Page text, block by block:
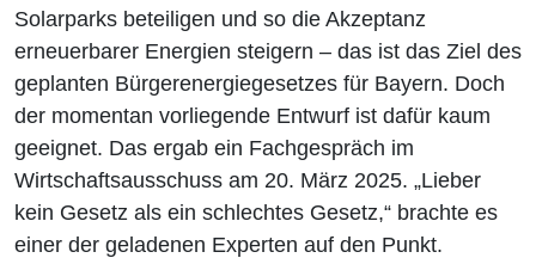
Solarparks beteiligen und so die Akzeptanz
erneuerbarer Energien steigern – das ist das Ziel des
geplanten Bürgerenergiegesetzes für Bayern. Doch
der momentan vorliegende Entwurf ist dafür kaum
geeignet. Das ergab ein Fachgespräch im
Wirtschaftsausschuss am 20. März 2025. „Lieber
kein Gesetz als ein schlechtes Gesetz,“ brachte es
einer der geladenen Experten auf den Punkt.